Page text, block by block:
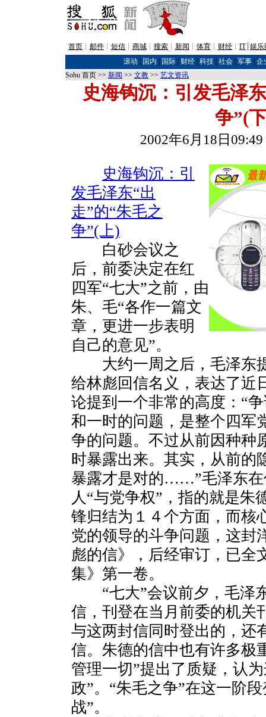
首页 ┊ 邮件 ┊ 短信 ┊ 商城 ┊ 搜索 ┊ 新闻 ┊ 体育 ┊ 财经 ┊ IT┊ 娱乐
滚动
国内 国际| 财经| 科技| 社会| 军事| 企
Sohu 首页 >> 新闻 >> 文教 >> 艺文资讯
史海钩沉：引发毛泽
争”(
2002年6月18日
史海钩沉：引
发毛泽东“出
走”的“朱毛之
争”(上)
白砂会议之
后，前委决定在红
四军“七大”之前，由
朱、毛“各作一篇文
章，更进一步表明
自己的意见”。
大约一周之后，毛泽东
给林彪回信名义，表达了近
论提到一个非常的高度：“
和一时的问题，是整个四军
争的问题。不过从前因种种
时暴露出来。其实，从前的
暴露才是对的……”毛泽东在
人“与党争权”，指的就是朱
锋归结为１４个方面，而核
党的领导的斗争问题，这封
彪的信》，后经审订，已全
集》第一卷。
“七大”会议前夕，毛泽
信，刊登在当月前委的机关
与这两封信同时登出的，还
信。朱德的信中也有许多极
管理一切”提出了质疑，认
政”。“朱毛之争”在这一阶
战”。